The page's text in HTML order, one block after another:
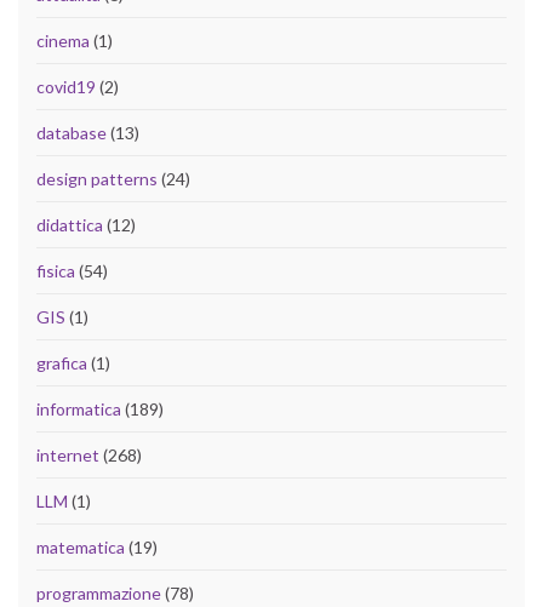
cinema (1)
covid19 (2)
database(13)
design patterns (24)
didattica (12)
fisica (54)
GIS (1)
grafica (1)
informatica (189)
internet (268)
LLM (1)
matematica (19)
programmazione(78)